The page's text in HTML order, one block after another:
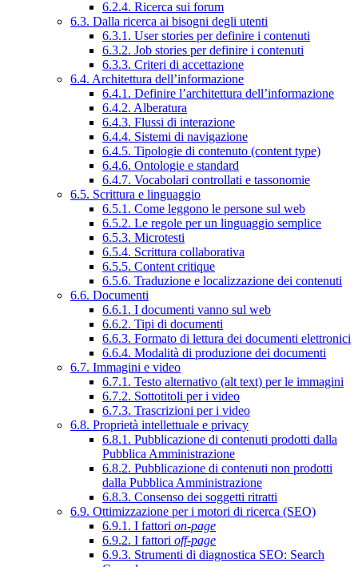
6.2.4. Ricerca sui forum
6.3. Dalla ricerca ai bisogni degli utenti
6.3.1. User stories per definire i contenuti
6.3.2. Job stories per definire i contenuti
6.3.3. Criteri di accettazione
6.4. Architettura dell’informazione
6.4.1. Definire l’architettura dell’informazione
6.4.2. Alberatura
6.4.3. Flussi di interazione
6.4.4. Sistemi di navigazione
6.4.5. Tipologie di contenuto (content type)
6.4.6. Ontologie e standard
6.4.7. Vocabolari controllati e tassonomie
6.5. Scrittura e linguaggio
6.5.1. Come leggono le persone sul web
6.5.2. Le regole per un linguaggio semplice
6.5.3. Microtesti
6.5.4. Scrittura collaborativa
6.5.5. Content critique
6.5.6. Traduzione e localizzazione dei contenuti
6.6. Documenti
6.6.1. I documenti vanno sul web
6.6.2. Tipi di documenti
6.6.3. Formato di lettura dei documenti elettronici
6.6.4. Modalità di produzione dei documenti
6.7. Immagini e video
6.7.1. Testo alternativo (alt text) per le immagini
6.7.2. Sottotitoli per i video
6.7.3. Trascrizioni per i video
6.8. Proprietà intellettuale e privacy
6.8.1. Pubblicazione di contenuti prodotti dalla
Pubblica Amministrazione
6.8.2. Pubblicazione di contenuti non prodotti
dalla Pubblica Amministrazione
6.8.3. Consenso dei soggetti ritratti
6.9. Ottimizzazione per i motori di ricerca (SEO)
6.9.1. I fattori on-page
6.9.2. I fattori off-page
6.9.3. Strumenti di diagnostica SEO: Search